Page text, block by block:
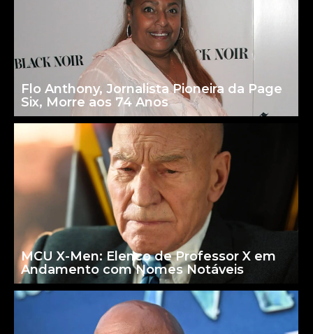
Flo Anthony, Jornalista Pioneira da Page
Six, Morre aos 74 Anos
MCU X-Men: Elenco de Professor X em
Andamento com Nomes Notáveis